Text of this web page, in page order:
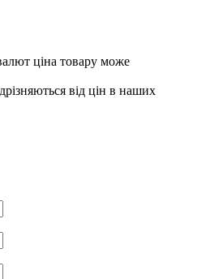
ціна товару може
від цін в наших